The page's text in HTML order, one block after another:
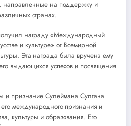
направленные на поддержку и
странах.
награду «Международный
и культуре» от Всемирной
Эта награда была вручена ему
выдающихся успехов и посвящения
признание Сулеймана Султана
его международного признания и
культуры и образования. Его